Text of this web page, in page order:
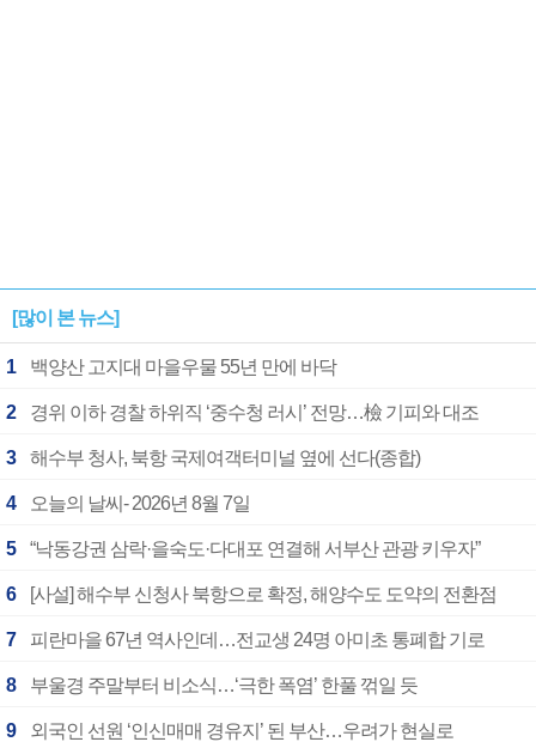
[많이 본 뉴스]
1 백양산 고지대 마을우물 55년 만에 바닥
2 경위 이하 경찰 하위직 ‘중수청 러시’ 전망…檢 기피와 대조
3 해수부 청사, 북항 국제여객터미널 옆에 선다(종합)
4 오늘의 날씨- 2026년 8월 7일
5 “낙동강권 삼락·을숙도·다대포 연결해 서부산 관광 키우자”
6 [사설] 해수부 신청사 북항으로 확정, 해양수도 도약의 전환점
7 피란마을 67년 역사인데…전교생 24명 아미초 통폐합 기로
8 부울경 주말부터 비소식…‘극한 폭염’ 한풀 꺾일 듯
9 외국인 선원 ‘인신매매 경유지’ 된 부산…우려가 현실로